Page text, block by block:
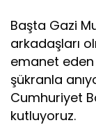
Başta Gazi
arkadaşları
emanet
şükranla
Cumhuriyet
kutluyoruz.